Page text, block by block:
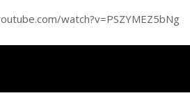
watch?v=PSZYMEZ5bNg